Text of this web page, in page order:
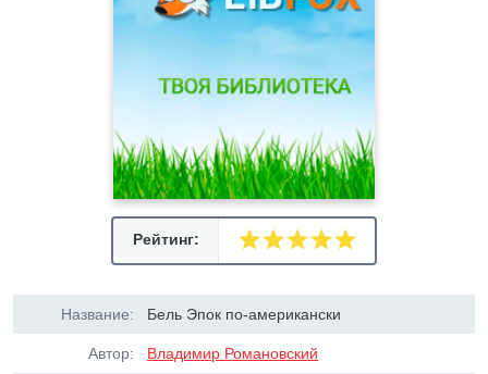
Рейтинг:
Название: Бель Эпок по-американски
Автор: Владимир Романовский